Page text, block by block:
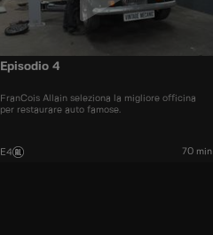
Episodio 4
FranCois Allain seleziona la migliore officina
per restaurare auto famose.
E4 70 min